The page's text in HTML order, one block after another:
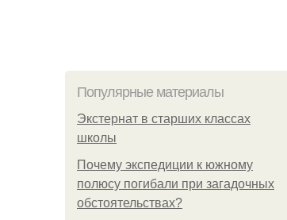
Популярные материалы
Экстернат в старших классах
школы
Почему экспедиции к южному
полюсу погибали при загадочных
обстоятельствах?